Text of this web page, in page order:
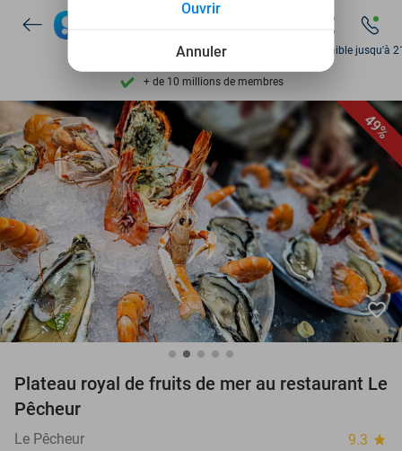
Disponible 7 jours par semaine
+ de 10 millions de membres
9,4 basé sur206 305 avis
Découvrez + de 15.000 deals
Disponible 7 jours par semaine
+ de 10 millions de membres
Disponible jusqu'à
49%
favorite_border
Plateau royal de fruits de mer au restaurant Le
Pêcheur
Le Pêcheur 9.3 star
Annuler
Ouvrir